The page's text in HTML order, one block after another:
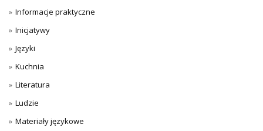
Informacje praktyczne
Inicjatywy
Języki
Kuchnia
Literatura
Ludzie
Materiały językowe